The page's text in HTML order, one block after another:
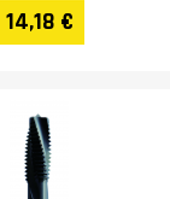
14,18 €